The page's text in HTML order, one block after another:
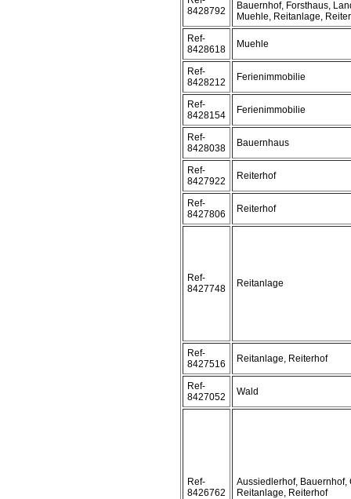
8428792
Bauernhof, Forsthaus,
Muehle, Reitanlage,
Ref-
8428618
Muehle
Ref-
8428212
Ferienimmobilie
Ref-
8428154
Ferienimmobilie
Ref-
8428038
Bauernhaus
Ref-
8427922
Reiterhof
Ref-
8427806
Reiterhof
Ref-
8427748
Reitanlage
Ref-
8427516
Reitanlage, Reiterhof
Ref-
8427052
Wald
Ref-
8426762
Aussiedlerhof, Bauernhof,
Reitanlage, Reiterhof